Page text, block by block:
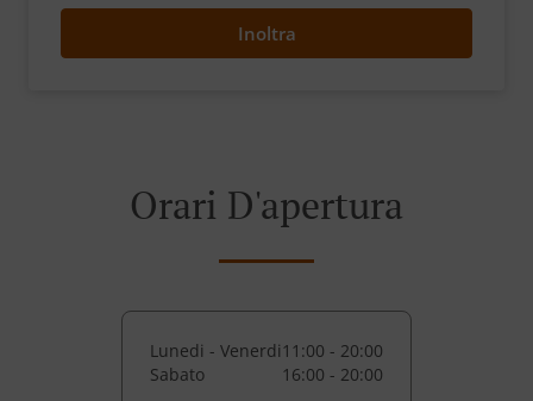
Inoltra
Orari D'apertura
Lunedi - Venerdi11:00 - 20:00
Sabato
16:00 - 20:00